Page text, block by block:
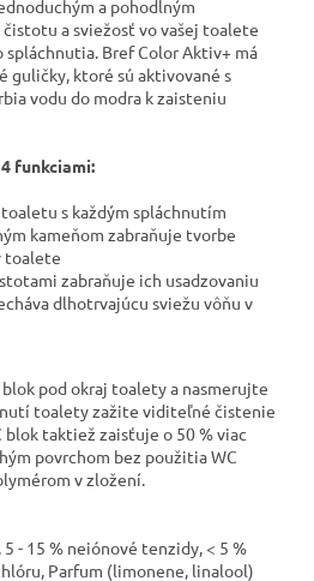
a pohodlným
a sviežosť vo vašej toalete
Bref Color Aktiv+ má
guličky, ktoré sú aktivované s
vodu do modra k zaisteniu
funkciami:
s každým spláchnutím
kameňom zabraňuje tvorbe
toalete
zabraňuje ich usadzovaniu
dlhotrvajúcu sviežu vôňu v
pod okraj toalety a nasmerujte
toalety zažite viditeľné čistenie
blok taktiež zaisťuje o 50 % viac
povrchom bez použitia WC
v zložení.
- 15 % neiónové tenzidy, < 5 %
Parfum (limonene, linalool)